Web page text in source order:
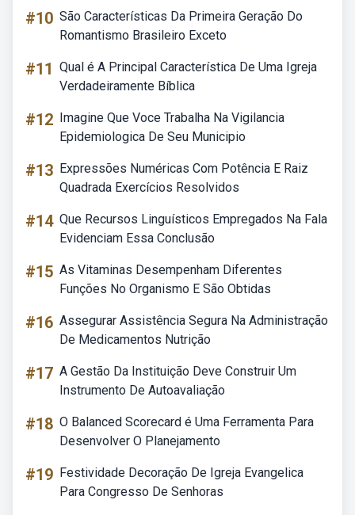
#10 São Características Da Primeira Geração Do
Romantismo Brasileiro Exceto
#11 Qual é A Principal Característica De Uma Igreja
Verdadeiramente Bíblica
#12 Imagine Que Voce Trabalha Na Vigilancia
Epidemiologica De Seu Municipio
#13 Expressões Numéricas Com Potência E Raiz
Quadrada Exercícios Resolvidos
#14 Que Recursos Linguísticos Empregados Na Fala
Evidenciam Essa Conclusão
#15 As Vitaminas Desempenham Diferentes
Funções No Organismo E São Obtidas
#16 Assegurar Assistência Segura Na Administração
De Medicamentos Nutrição
#17 A Gestão Da Instituição Deve Construir Um
Instrumento De Autoavaliação
#18 O Balanced Scorecard é Uma Ferramenta Para
Desenvolver O Planejamento
#19 Festividade Decoração De Igreja Evangelica
Para Congresso De Senhoras